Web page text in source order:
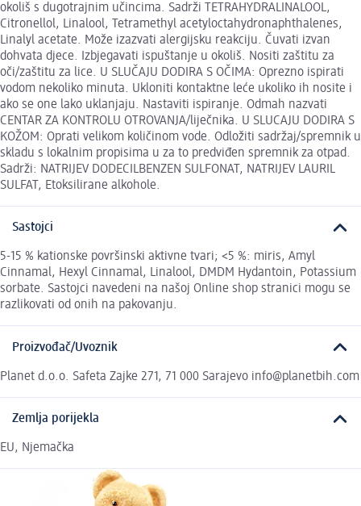
okoliš s dugotrajnim učincima. Sadrži TETRAHYDRALINALOOL,
Citronellol, Linalool, Tetramethyl acetyloctahydronaphthalenes,
Linalyl acetate. Može izazvati alergijsku reakciju. Čuvati izvan
dohvata djece. Izbjegavati ispuštanje u okoliš. Nositi zaštitu za
oči/zaštitu za lice. U SLUČAJU DODIRA S OČIMA: Oprezno ispirati
vodom nekoliko minuta. Ukloniti kontaktne leće ukoliko ih nosite i
ako se one lako uklanjaju. Nastaviti ispiranje. Odmah nazvati
CENTAR ZA KONTROLU OTROVANJA/liječnika. U SLUCAJU DODIRA S
KOŽOM: Oprati velikom količinom vode. Odložiti sadržaj/spremnik u
skladu s lokalnim propisima u za to predviđen spremnik za otpad.
Sadrži: NATRIJEV DODECILBENZEN SULFONAT, NATRIJEV LAURIL
SULFAT, Etoksilirane alkohole.
Sastojci
5-15 % kationske površinski aktivne tvari; <5 %: miris, Amyl
Cinnamal, Hexyl Cinnamal, Linalool, DMDM Hydantoin, Potassium
sorbate. Sastojci navedeni na našoj Online shop stranici mogu se
razlikovati od onih na pakovanju.
Proizvođač/Uvoznik
Planet d.o.o. Safeta Zajke 271, 71 000 Sarajevo info@planetbih.com
Zemlja porijekla
EU, Njemačka